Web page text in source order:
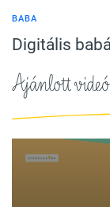
BABA
Digitális
Ajánlott videó